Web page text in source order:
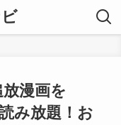
漫画を
み放題！お